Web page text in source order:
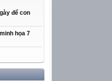
để con
họa 7